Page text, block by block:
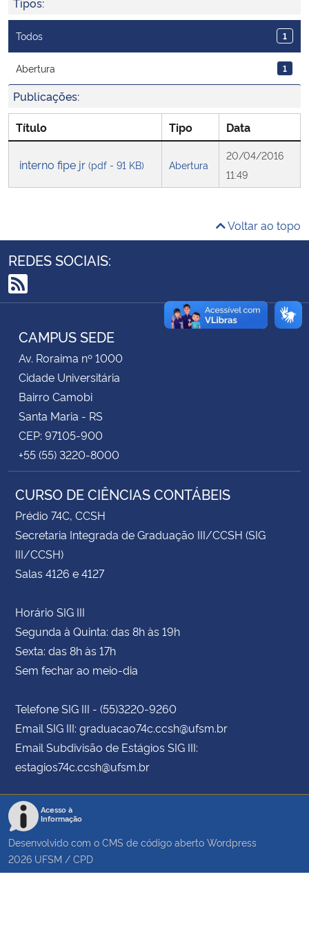
Ministério da Cidadania
Ministério de Minas e Energia
Ministério da Ciência, Tecnologia, Inovações e Comunicações
Controladoria-Geral da União
Ministério da Mulher, da Família e dos Direitos Humanos
Secretaria-Geral
Secretaria de Governo
Gabinete de Segurança Institucional
Advocacia-Geral da União
Banco Central do Brasil
Planalto
Todos 1
Abertura 1
Publicações:
Título Tipo Data
interno fipe jr (pdf - 91 KB) Abertura
20/04/2016
11:49
Voltar ao topo
REDES SOCIAIS:
RSS
CAMPUS SEDE
Av. Roraima nº 1000
Cidade Universitária
Bairro Camobi
Santa Maria - RS
CEP: 97105-900
+55 (55) 3220-8000
CURSO DE CIÊNCIAS CONTÁBEIS
Prédio 74C, CCSH
Secretaria Integrada de Graduação III/CCSH (SIG
III/CCSH)
Salas 4126 e 4127
Horário SIG III
Segunda à Quinta: das 8h às 19h
Sexta: das 8h às 17h
Sem fechar ao meio-dia
Telefone SIG III - (55)3220-9260
Email SIG III: graduacao74c.ccsh@ufsm.br
Email Subdivisão de Estágios SIG III:
estagios74c.ccsh@ufsm.br
Acesso à
Informação
Desenvolvido com o CMS de código aberto Wordpress
2026 UFSM / CPD